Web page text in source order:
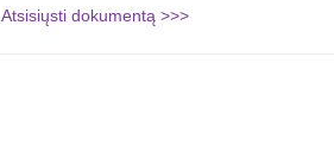
Atsisiųsti dokumentą >>>